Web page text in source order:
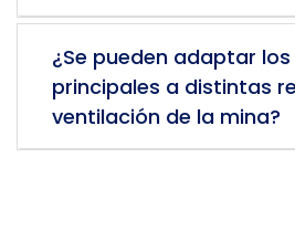
¿Se pueden adaptar
principales a distintas
ventilación de la mina?